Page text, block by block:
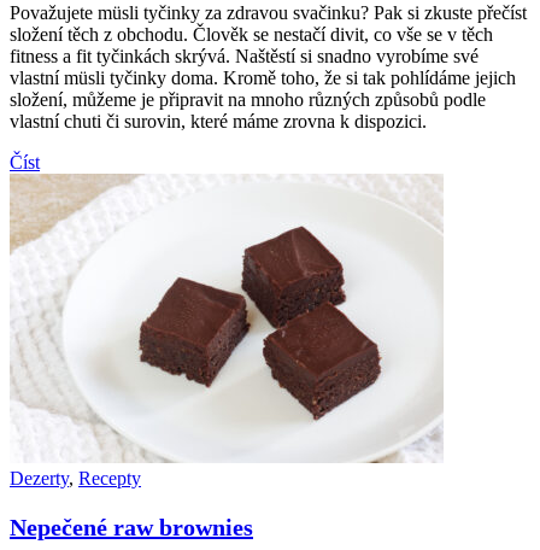
Považujete müsli tyčinky za zdravou svačinku? Pak si zkuste přečíst
složení těch z obchodu. Člověk se nestačí divit, co vše se v těch
fitness a fit tyčinkách skrývá. Naštěstí si snadno vyrobíme své
vlastní müsli tyčinky doma. Kromě toho, že si tak pohlídáme jejich
složení, můžeme je připravit na mnoho různých způsobů podle
vlastní chuti či surovin, které máme zrovna k dispozici.
Číst
Dezerty, Recepty
Nepečené raw brownies